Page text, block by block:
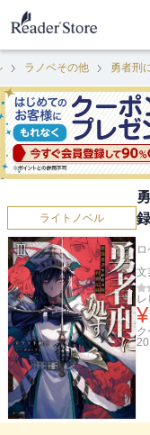
ラノベその他 勇者刑
ライトノベル
録
文
¥
ク